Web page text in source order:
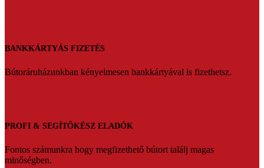
BANKKÁRTYÁS FIZETÉS
Bútoráruházunkban kényelmesen bankkártyával is fizethetsz.
PROFI & SEGÍTŐKÉSZ ELADÓK
Fontos számunkra hogy megfizethető bútort találj magas
minőségben.